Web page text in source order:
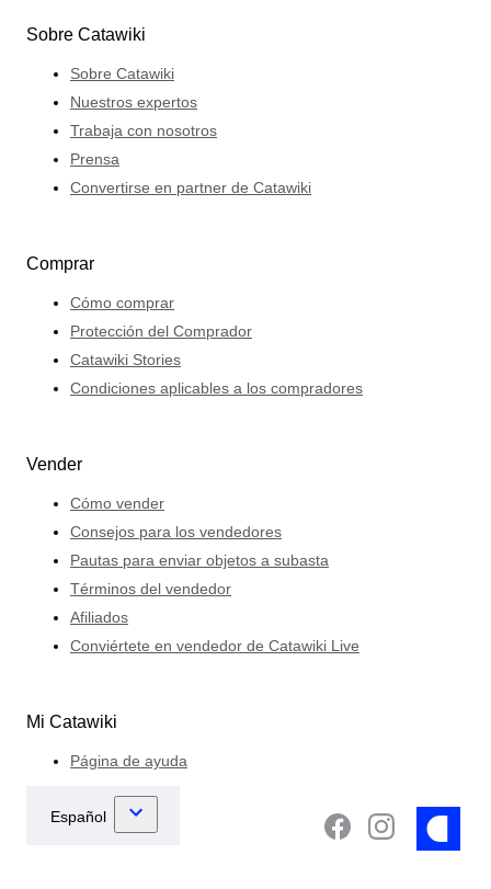
Sobre Catawiki
Sobre Catawiki
Nuestros expertos
Trabaja con nosotros
Prensa
Convertirse en partner de Catawiki
Comprar
Cómo comprar
Protección del Comprador
Catawiki Stories
Condiciones aplicables a los compradores
Vender
Cómo vender
Consejos para los vendedores
Pautas para enviar objetos a subasta
Términos del vendedor
Afiliados
Conviértete en vendedor de Catawiki Live
Mi Catawiki
Página de ayuda